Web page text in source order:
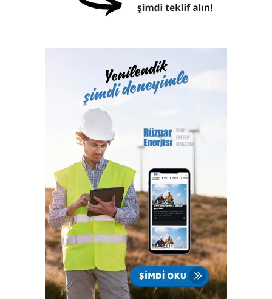
Klaslama, yasal sertifikasyon, test, muayene,
Vakfı, fiziki alanlarının yeterliliği ve gelişmeye açık oluşu
ile büyüme yolunda hızla ilerliyor. Türk Loydu, Türkiye’nin
milli kuruluşudur. Yetkisi olan alanlar hemen hemen
Türkiye’nin ekonomisine katkı sağlayan sektörlerin
tamamını içermektedir ve IACS üyeliğimiz ile büyümenin,
gelişmenin ve ülkemize katkı sağlamanın faydası ve gururu
100. yılında Türkiye Cumhuriyeti’nindir.”